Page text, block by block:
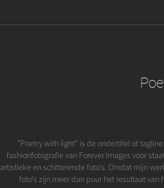
"Poetry with light" is de ondertitel of
fashionfotografie van Forever Images voor
artistieke en schitterende foto's. Omdat mijn
foto's zijn meer dan puur het resultaat